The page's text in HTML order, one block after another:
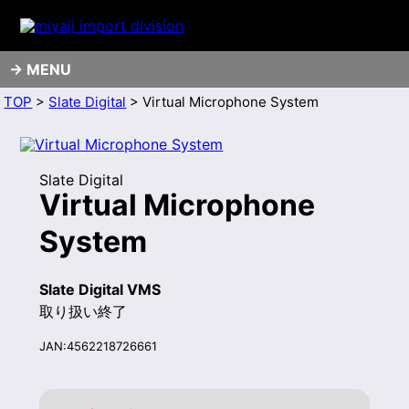
MENU
TOP > Slate Digital > Virtual Microphone System
Slate Digital
Virtual Microphone
System
Slate Digital VMS
取り扱い終了
JAN:4562218726661